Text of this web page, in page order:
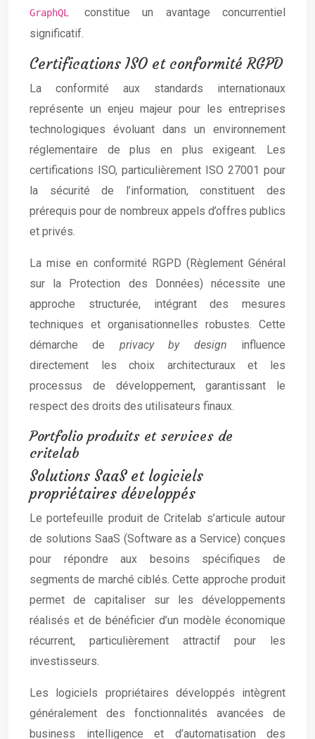
GraphQL constitue un avantage concurrentiel
significatif.
Certifications ISO et conformité RGPD
La conformité aux standards internationaux
représente un enjeu majeur pour les entreprises
technologiques évoluant dans un environnement
réglementaire de plus en plus exigeant. Les
certifications ISO, particulièrement ISO 27001 pour
la sécurité de l’information, constituent des
prérequis pour de nombreux appels d’offres publics
et privés.
La mise en conformité RGPD (Règlement Général
sur la Protection des Données) nécessite une
approche structurée, intégrant des mesures
techniques et organisationnelles robustes. Cette
démarche de privacy by design influence
directement les choix architecturaux et les
processus de développement, garantissant le
respect des droits des utilisateurs finaux.
Portfolio produits et services de
critelab
Solutions SaaS et logiciels
propriétaires développés
Le portefeuille produit de Critelab s’articule autour
de solutions SaaS (Software as a Service) conçues
pour répondre aux besoins spécifiques de
segments de marché ciblés. Cette approche produit
permet de capitaliser sur les développements
réalisés et de bénéficier d’un modèle économique
récurrent, particulièrement attractif pour les
investisseurs.
Les logiciels propriétaires développés intègrent
généralement des fonctionnalités avancées de
business intelligence et d’automatisation des